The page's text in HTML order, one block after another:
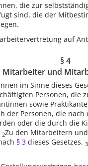
die zur
sind, die der
auf
§ 4
Mitarbeiter und
im Sinne dieses
Personen, die
sowie
der Personen, die nach
oder die durch die
2Zu den Mitarbeitern
§ 3 dieses Gesetzes.3